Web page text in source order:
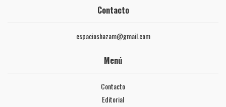
Contacto
espacioshazam@gmail.com
Menú
Contacto
Editorial